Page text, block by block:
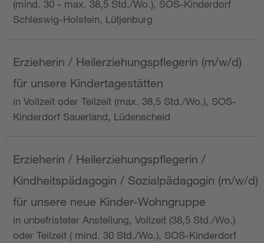
(mind. 30 - max. 38,5 Std./Wo.), SOS-Kinderdorf
Schleswig-Holstein, Lütjenburg
Erzieherin / Heilerziehungspflegerin (m/w/d)
für unsere Kindertagestätten
in Vollzeit oder Teilzeit (max. 38,5 Std./Wo.), SOS-
Kinderdorf Sauerland, Lüdenscheid
Erzieherin / Heilerziehungspflegerin /
Kindheitspädagogin / Sozialpädagogin (m/w/d)
für unsere neue Kinder-Wohngruppe
in unbefristeter Anstellung, Vollzeit (38,5 Std./Wo.)
oder Teilzeit ( mind. 30 Std./Wo.), SOS-Kinderdorf